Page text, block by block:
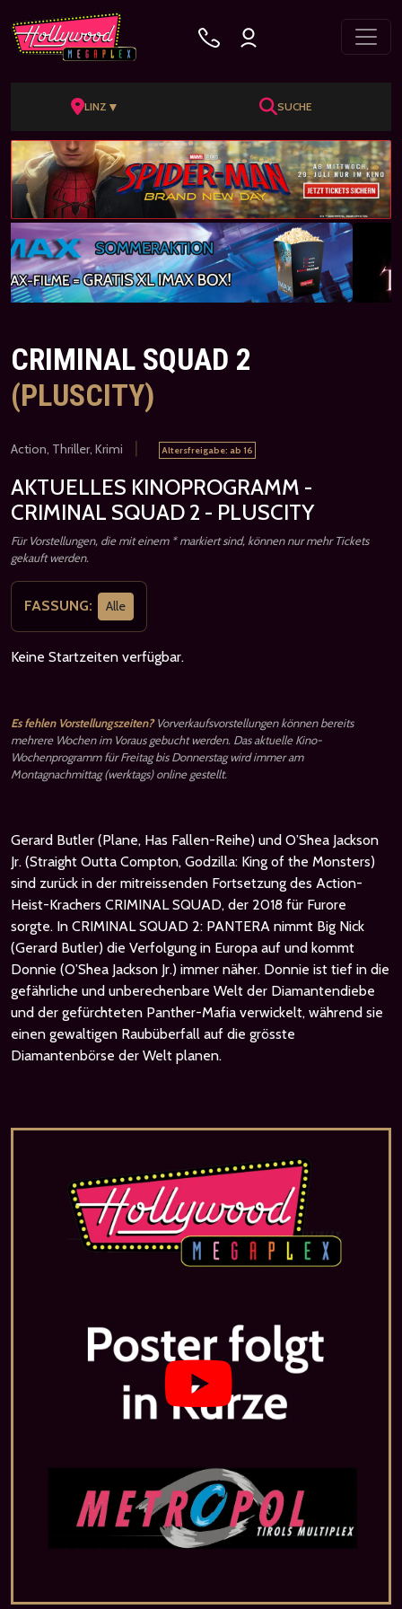
LINZ ▼ SUCHE
CRIMINAL SQUAD 2
(PLUSCITY)
Action, Thriller, Krimi | Altersfreigabe: ab 16
AKTUELLES KINOPROGRAMM -
CRIMINAL SQUAD 2 - PLUSCITY
Für Vorstellungen, die mit einem * markiert sind, können nur mehr Tickets
gekauft werden.
FASSUNG: Alle
Keine Startzeiten verfügbar.
Es fehlen Vorstellungszeiten?Vorverkaufsvorstellungen können bereits
mehrere Wochen im Voraus gebucht werden. Das aktuelle Kino-
Wochenprogramm für Freitag bis Donnerstag wird immer am
Montagnachmittag (werktags) online gestellt.
Gerard Butler (Plane, Has Fallen-Reihe) und O’Shea Jackson
Jr. (Straight Outta Compton, Godzilla: King of the Monsters)
sind zurück in der mitreissenden Fortsetzung des Action-
Heist-Krachers CRIMINAL SQUAD, der 2018 für Furore
sorgte. In CRIMINAL SQUAD 2: PANTERA nimmt Big Nick
(Gerard Butler) die Verfolgung in Europa auf und kommt
Donnie (O’Shea Jackson Jr.) immer näher. Donnie ist tief in die
gefährliche und unberechenbare Welt der Diamantendiebe
und der gefürchteten Panther-Mafia verwickelt, während sie
einen gewaltigen Raubüberfall auf die grösste
Diamantenbörse der Welt planen.